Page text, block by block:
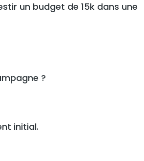
un budget de 15k dans une
?
initial.